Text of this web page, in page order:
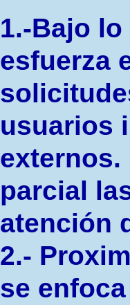
1.-Bajo
esfuerza
usuarios
externos.
parcial
atención
2.-
se